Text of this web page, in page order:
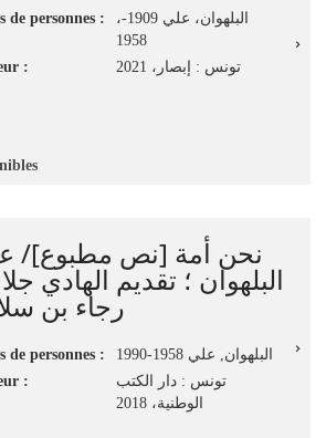
de personnes :
،البلهوان، علي 1909-
1958
:
تونس‏ : ‏إبصار‏، ‏2021
نحن أمة [نص مطبوع]/
البلهوان ؛ تقديم الهادي
رجاء بن
de personnes :
البلهوان, علي‏ 1990-1958
:
تونس : دار الكتب
الوطنية، 2018